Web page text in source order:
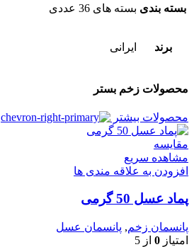
بسته بندی بسته های 36 عددی
برند ایرانی
محصولات زخم بستر
محصولات بیشتر
مقایسه
مشاهده سریع
افزودن به علاقه مندی ها
پماد عسل 50 گرمی
پانسمان زخم, پانسمان عسل
امتیاز 0 از 5